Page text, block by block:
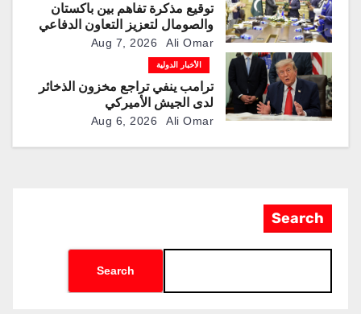
توقيع مذكرة تفاهم بين باكستان
والصومال لتعزيز التعاون الدفاعي
Aug 7, 2026 Ali Omar
الأخبار الدولية
ترامب ينفي تراجع مخزون الذخائر
لدى الجيش الأميركي
Aug 6, 2026 Ali Omar
Search
Search